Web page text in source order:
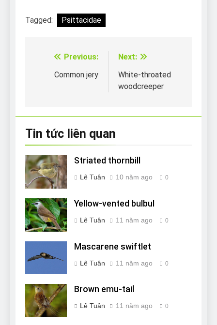
Tagged: Psittacidae
Điều
hướng
Previous:
Common jery
Next:
White-throated
woodcreeper
Tin tức liên quan
Striated thornbill
Lê Tuân 10 năm ago 0
Yellow-vented bulbul
Lê Tuân 11 năm ago 0
Mascarene swiftlet
Lê Tuân 11 năm ago 0
Brown emu-tail
Lê Tuân 11 năm ago 0